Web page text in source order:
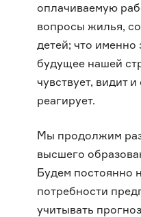
оплачиваемую
вопросы жилья,
детей; что именно
будущее нашей
чувствует, видит
реагирует.
Мы продолжим
высшего
Будем постоянно
потребности
учитывать